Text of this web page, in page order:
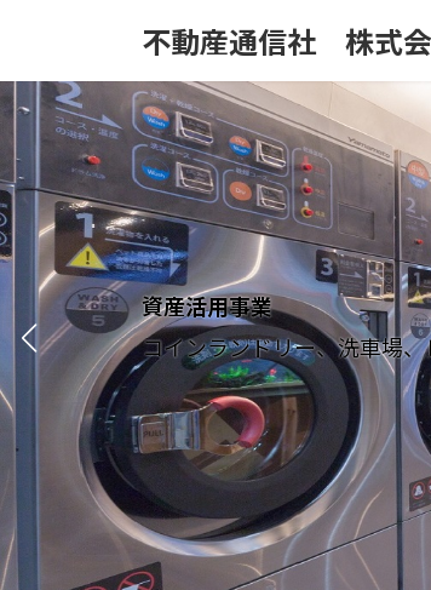
ン
へ
ス
キ
ッ
ー
ョ
ン
に
移
不動産通信社 株式
資産活用事業
コインランドリー、洗車場